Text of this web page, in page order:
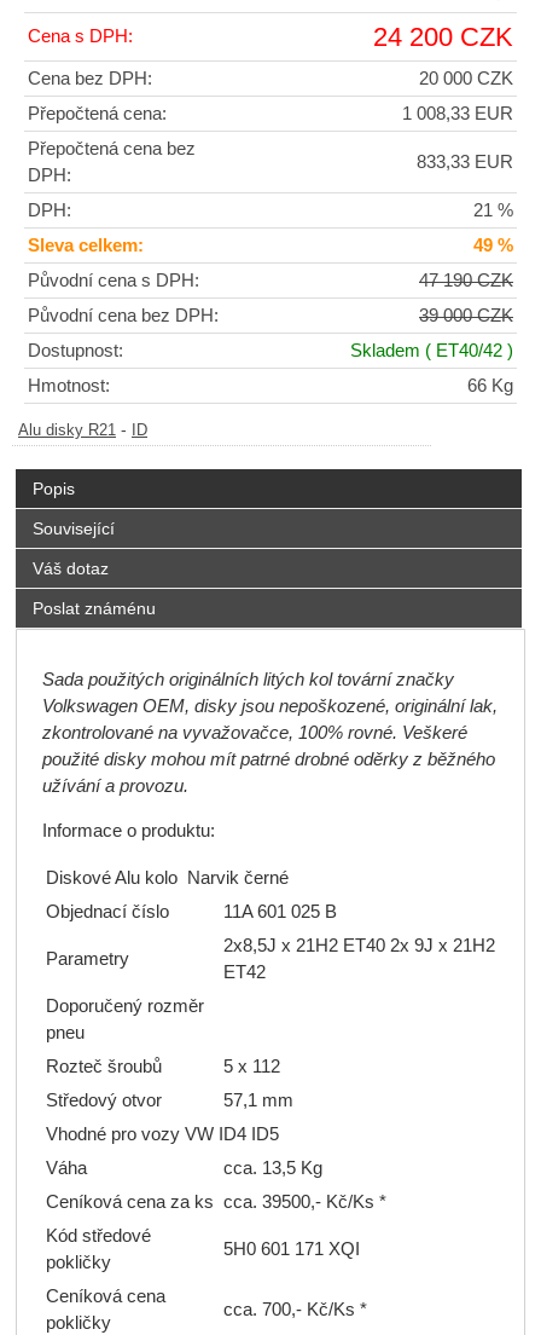
Cena s DPH: 24 200 CZK
Cena bez DPH:
20 000 CZK
Přepočtená cena:
1 008,33 EUR
Přepočtená cena bez
DPH:
833,33 EUR
DPH:
21 %
Sleva celkem:
49 %
Původní cena s DPH:
47 190 CZK
Původní cena bez DPH:
39 000 CZK
Dostupnost:
Skladem ( ET40/42 )
Hmotnost:
66 Kg
Alu disky R21 - ID
Popis
Související
Váš dotaz
Poslat známénu
Sada použitých originálních litých kol tovární značky
Volkswagen OEM, disky jsou nepoškozené, originální lak,
zkontrolované na vyvažovačce, 100% rovné. Veškeré
použité disky mohou mít patrné drobné oděrky z běžného
užívání a provozu.
Informace o produktu:
Diskové Alu kolo Narvik černé
Objednací číslo
11A 601 025 B
Parametry
2x8,5J x 21H2 ET40 2x 9J x 21H2
ET42
Doporučený rozměr
pneu
Rozteč šroubů
5 x 112
Středový otvor
57,1 mm
Vhodné pro vozy VW ID4 ID5
Váha
cca. 13,5 Kg
Ceníková cena za ks cca. 39500,- Kč/Ks *
Kód středové
pokličky
5H0 601 171 XQI
Ceníková cena
pokličky
cca. 700,- Kč/Ks *